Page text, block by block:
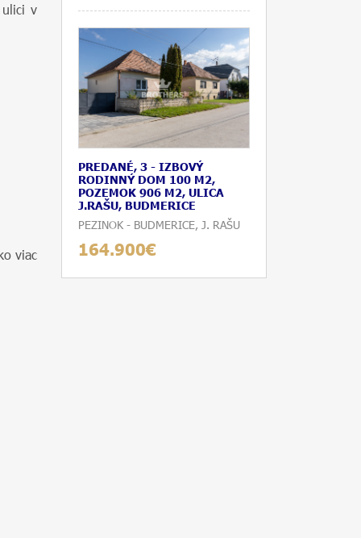
ulici v
viac
PREDANÉ, 3 - IZBOVÝ
RODINNÝ DOM 100 M2,
POZEMOK 906 M2, ULICA
J.RAŠU, BUDMERICE
PEZINOK - BUDMERICE, J. RAŠU
164.900€